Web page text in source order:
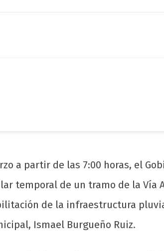
a partir de las 7:00 horas, el
temporal de un tramo de la Vía
de la infraestructura
Ismael Burgueño Ruiz.